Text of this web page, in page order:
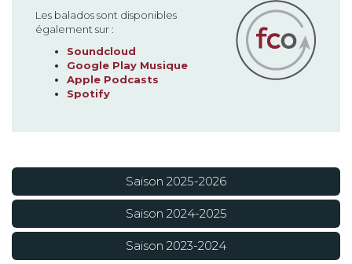
Les balados sont disponibles
également sur :
Soundcloud
Google Play Musique
Apple Podcasts
Spotify
Saison 2025-2026
Saison 2024-2025
Saison 2023-2024